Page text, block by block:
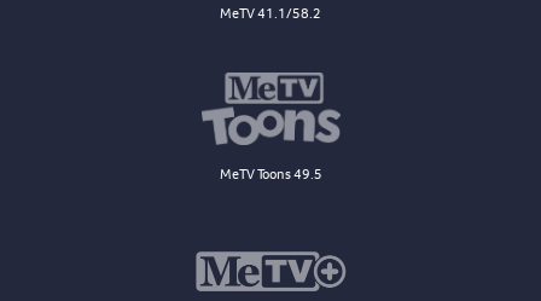
MeTV 41.1/58.2
MeTV Toons 49.5